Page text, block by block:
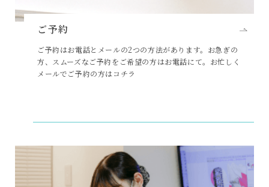
ご予約
ご予約はお電話とメールの2つの方法があります。お急ぎの
方、スムーズなご予約をご希望の方はお電話にて。お忙しく
メールでご予約の方はコチラ